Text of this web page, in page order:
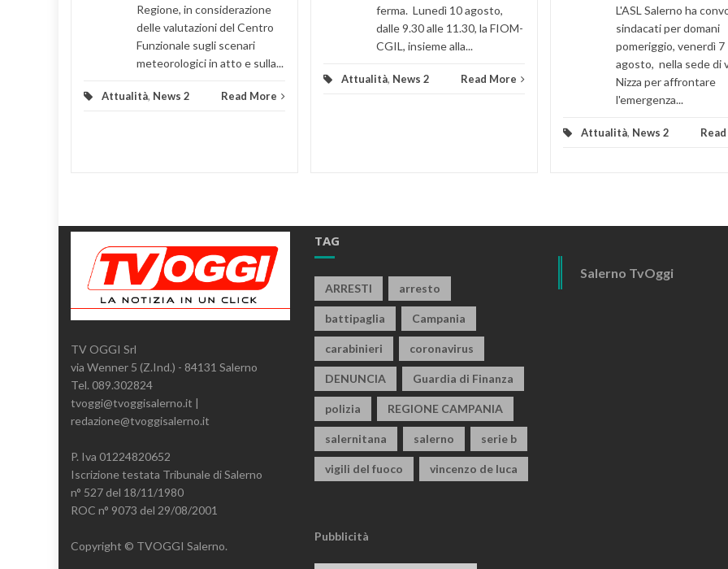
Regione, in considerazione
delle valutazioni del Centro
Funzionale sugli scenari
meteorologici in atto e sulla...
Attualità, News 2 Read More
ferma. Lunedì 10 agosto,
dalle 9.30 alle 11.30, la FIOM-
CGIL, insieme alla...
Attualità, News 2 Read More
L'ASL Salerno ha
sindacati per domani
pomeriggio, venerdì 7
agosto, nella sede di
Nizza per affrontare
l'emergenza...
Attualità, News 2
TV OGGI Srl
via Wenner 5 (Z.Ind.) - 84131 Salerno
Tel. 089.302824
tvoggi@tvoggisalerno.it |
redazione@tvoggisalerno.it
P. Iva 01224820652
Iscrizione testata Tribunale di Salerno
n° 527 del 18/11/1980
ROC n° 9073 del 29/08/2001
Copyright © TVOGGI Salerno.
TAG
ARRESTI arresto
battipaglia Campania
carabinieri coronavirus
DENUNCIA Guardia di Finanza
polizia REGIONE CAMPANIA
salernitana salerno serie b
vigili del fuoco vincenzo de luca
Pubblicità
Salerno TvOggi